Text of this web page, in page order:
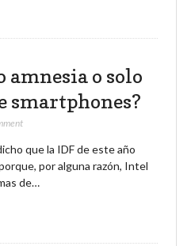
o solo
smartphones?
que la IDF de este año
por alguna razón, Intel
de…